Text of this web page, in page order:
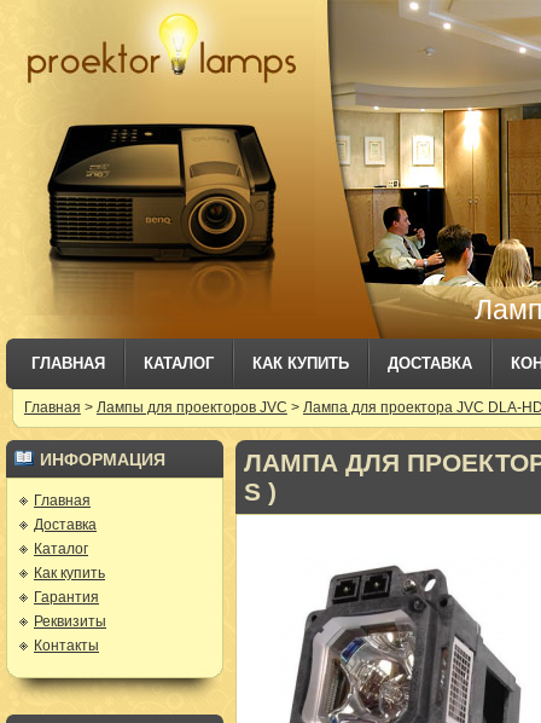
ГЛАВНАЯ КАТАЛОГ КАК КУПИТЬ ДОСТАВКА
Главная > Лампы для проекторов JVC > Лампа для проектора JVC DLA-
ИНФОРМАЦИЯ
Главная
Доставка
Каталог
Как купить
Гарантия
Реквизиты
Контакты
ЛАМПА ДЛЯ ПРОЕКТОРА
S )